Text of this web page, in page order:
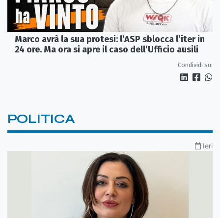
Marco avrà la sua protesi: l’ASP sblocca l’iter in
24 ore. Ma ora si apre il caso dell’Ufficio ausili
Condividi su:
POLITICA
Ieri